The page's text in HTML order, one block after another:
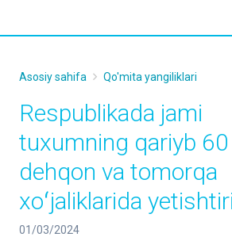
Asosiy sahifa Qo'mita yangiliklari
Respublikada jami
tuxumning qariyb 60
dehqon va tomorqa
xoʻjaliklarida
01/03/2024